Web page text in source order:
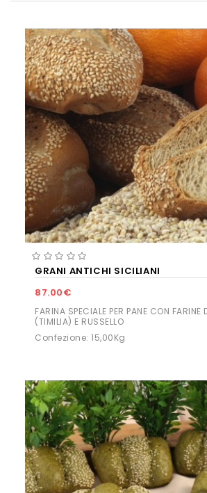
GRANI ANTICHI SICILIANI
87.00€
FARINA SPECIALE PER PANE CON FARINE
(TIMILIA) E RUSSELLO
Confezione: 15,00Kg